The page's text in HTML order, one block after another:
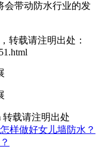
会带动防水行业的发
转载请注明出处：
转载请注明出处
样做好女儿墙防水？